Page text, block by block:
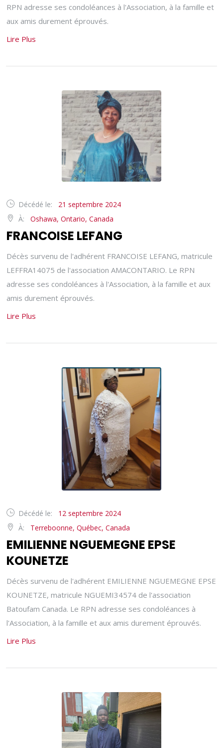
RPN adresse ses condoléances à l'Association, à la famille et
aux amis durement éprouvés.
Lire Plus
Décédé le:
21 septembre 2024
À:
Oshawa, Ontario, Canada
FRANCOISE LEFANG
Décès survenu de l'adhérent FRANCOISE LEFANG, matricule
LEFFRA14075 de l'association AMACONTARIO. Le RPN
adresse ses condoléances à l'Association, à la famille et aux
amis durement éprouvés.
Lire Plus
Décédé le:
12 septembre 2024
À:
Terreboonne, Québec, Canada
EMILIENNE NGUEMEGNE EPSE
KOUNETZE
Décès survenu de l'adhérent EMILIENNE NGUEMEGNE EPSE
KOUNETZE, matricule NGUEMI34574 de l'association
Batoufam Canada. Le RPN adresse ses condoléances à
l'Association, à la famille et aux amis durement éprouvés.
Lire Plus